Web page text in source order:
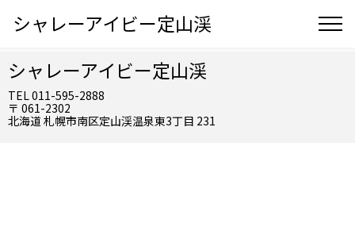
シャレーアイビー定山渓
シャレーアイビー定山渓
TEL 011-595-2888
〒 061-2302
北海道 札幌市南区定山渓温泉東3丁目 231